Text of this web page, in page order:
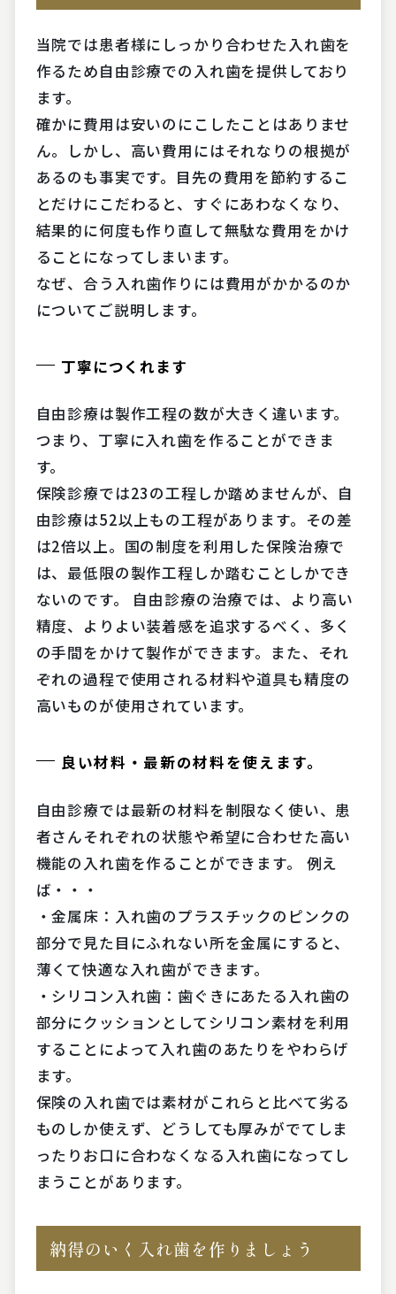
当院では患者様にしっかり合わせた入れ歯を
作るため自由診療での入れ歯を提供しており
ます。
確かに費用は安いのにこしたことはありませ
ん。しかし、高い費用にはそれなりの根拠が
あるのも事実です。目先の費用を節約するこ
とだけにこだわると、すぐにあわなくなり、
結果的に何度も作り直して無駄な費用をかけ
ることになってしまいます。
なぜ、合う入れ歯作りには費用がかかるのか
についてご説明します。
丁寧につくれます
自由診療は製作工程の数が大きく違います。
つまり、丁寧に入れ歯を作ることができま
す。
保険診療では23の工程しか踏めませんが、自
由診療は52以上もの工程があります。その差
は2倍以上。国の制度を利用した保険治療で
は、最低限の製作工程しか踏むことしかでき
ないのです。 自由診療の治療では、より高い
精度、よりよい装着感を追求するべく、多く
の手間をかけて製作ができます。また、それ
ぞれの過程で使用される材料や道具も精度の
高いものが使用されています。
良い材料・最新の材料を使えます。
自由診療では最新の材料を制限なく使い、患
者さんそれぞれの状態や希望に合わせた高い
機能の入れ歯を作ることができます。 例え
ば・・・
・金属床：入れ歯のプラスチックのピンクの
部分で見た目にふれない所を金属にすると、
薄くて快適な入れ歯ができます。
・シリコン入れ歯：歯ぐきにあたる入れ歯の
部分にクッションとしてシリコン素材を利用
することによって入れ歯のあたりをやわらげ
ます。
保険の入れ歯では素材がこれらと比べて劣る
ものしか使えず、どうしても厚みがでてしま
ったりお口に合わなくなる入れ歯になってし
まうことがあります。
納得のいく入れ歯を作りましょう